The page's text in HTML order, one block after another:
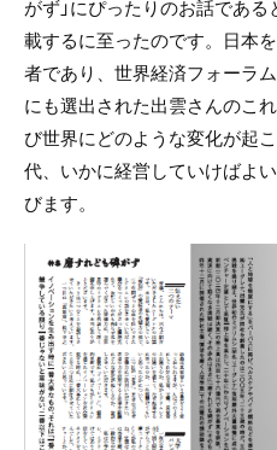
がず」にぴったりのお話であ
載するに至ったのです。日本
者であり、世界経済フォーラ
にも選出された出雲さんのこ
び世界にどのような変化が起
代、いかに経営していけばよ
びます。